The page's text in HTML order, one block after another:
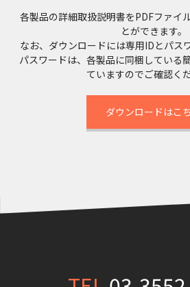
各製品の詳細取扱説明書をPDFファイ
とができます。
なお、ダウンロードには専⽤IDとパス
パスワードは、各製品に同梱している
ていますのでご確認く
ダウンロードはこ